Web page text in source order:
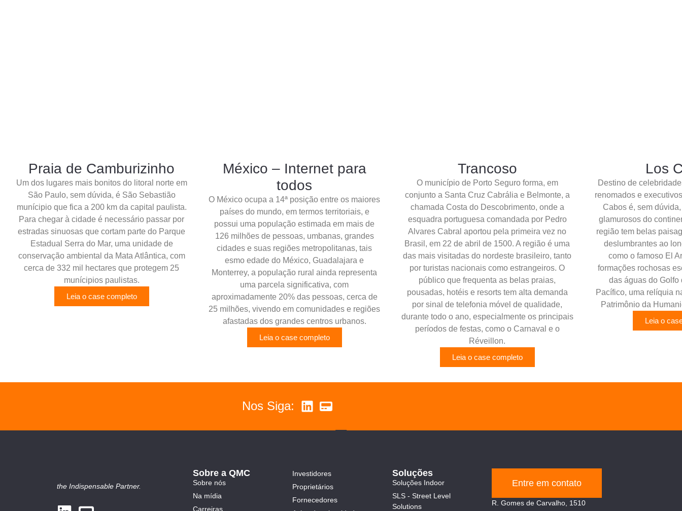
Praia de Camburizinho
Um dos lugares mais bonitos do litoral norte em
São Paulo, sem dúvida, é São Sebastião
munícipio que fica a 200 km da capital paulista.
Para chegar à cidade é necessário passar por
estradas sinuosas que cortam parte do Parque
Estadual Serra do Mar, uma unidade de
conservação ambiental da Mata Atlântica, com
cerca de 332 mil hectares que protegem 25
munícipios paulistas.
Leia o case completo
México – Internet para
todos
O México ocupa a 14ª posição entre os maiores
países do mundo, em termos territoriais, e
possui uma população estimada em mais de
126 milhões de pessoas, umbanas, grandes
cidades e suas regiões metropolitanas, tais
esmo edade do México, Guadalajara e
Monterrey, a população rural ainda representa
uma parcela significativa, com
aproximadamente 20% das pessoas, cerca de
25 milhões, vivendo em comunidades e regiões
afastadas dos grandes centros urbanos.
Leia o case completo
Trancoso
O município de Porto Seguro forma, em
conjunto a Santa Cruz Cabrália e Belmonte, a
chamada Costa do Descobrimento, onde a
esquadra portuguesa comandada por Pedro
Alvares Cabral aportou pela primeira vez no
Brasil, em 22 de abril de 1500. A região é uma
das mais visitadas do nordeste brasileiro, tanto
por turistas nacionais como estrangeiros. O
público que frequenta as belas praias,
pousadas, hotéis e resorts tem alta demanda
por sinal de telefonia móvel de qualidade,
durante todo o ano, especialmente os principais
períodos de festas, como o Carnaval e o
Réveillon.
Leia o case completo
Los
Destino de
renomados e
Cabos é, sem
glamurosos do
região tem belas
deslumbrantes ao
como o famoso El
formações rochosas
das águas do
Pacífico, uma relíquia
Patrimônio da
Leia o
Nos Siga:
the Indispensable Partner.
Sobre a QMC
Sobre nós
Na mídia
Carreiras
Investidores
Proprietários
Fornecedores
Soluções
Soluções Indoor
SLS - Street Level
Solutions
Entre em contato
R. Gomes de Carvalho, 1510